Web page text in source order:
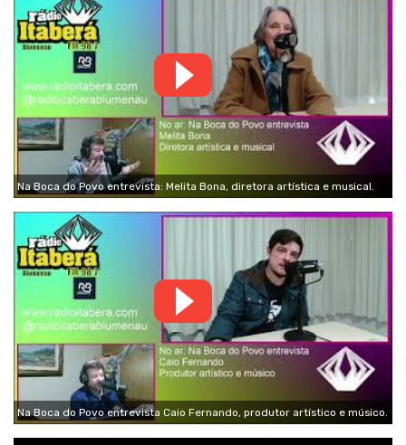
Na Boca do Povo entrevista: Melita Bona, diretora artística e musical.
Na Boca do Povo entrevista Caio Fernando, produtor artístico e músico.